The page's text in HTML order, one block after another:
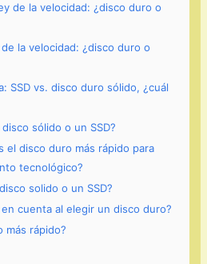
de la velocidad: ¿disco duro o
la velocidad: ¿disco duro o
SSD vs. disco duro sólido, ¿cuál
sólido o un SSD?
el disco duro más rápido para
tecnológico?
solido o un SSD?
cuenta al elegir un disco duro?
más rápido?